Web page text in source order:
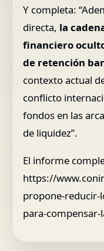
Y completa:
directa, la
financiero
de retención
contexto actual
conflicto
fondos en las
de liquidez”.
El informe
https://
propone-reducir-
para-